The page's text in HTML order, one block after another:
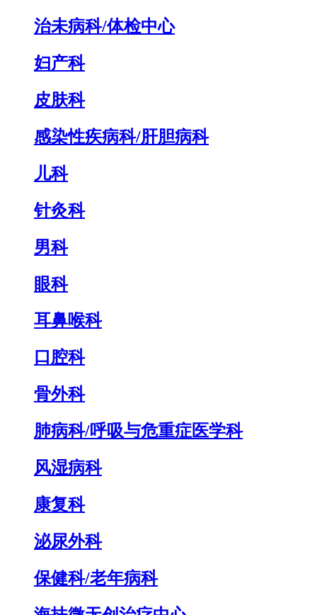
治未病科/体检中心
妇产科
皮肤科
感染性疾病科/肝胆病科
儿科
针灸科
男科
眼科
耳鼻喉科
口腔科
骨外科
肺病科/呼吸与危重症医学科
风湿病科
康复科
泌尿外科
保健科/老年病科